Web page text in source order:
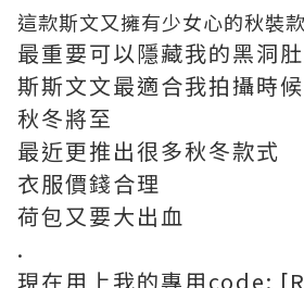
這款斯文又擁有少女心的秋裝款
最重要可以隱藏我的黑洞
斯斯文文最適合我拍攝時
秋冬將至
最近更推出很多秋冬款式
衣服價錢合理
荷包又要大出血
.
現在用上我的專用code: